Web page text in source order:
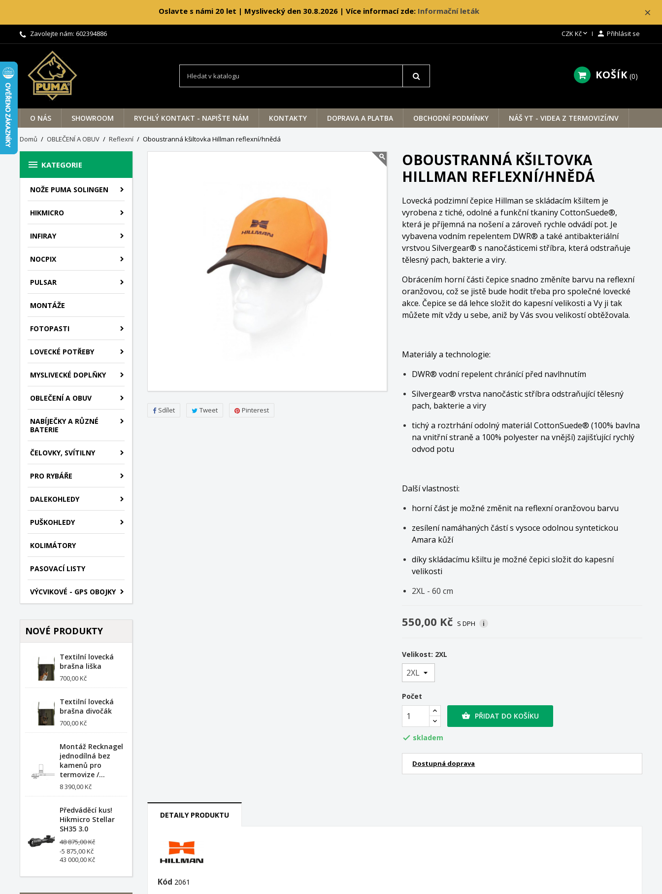
×
Oslavte s námi 20 let | Myslivecký den 30.8.2026 | Více informací zde: Informační leták
Zavolejte nám: 602394886 CZK Kč  Přihlásit se
KOŠÍK 0
O NÁS SHOWROOM RYCHLÝ KONTAKT - NAPIŠTE NÁM KONTAKTY DOPRAVA A PLATBA OBCHODNÍ PODMÍNKY NÁŠ YT - VIDEA Z TERMOVIZÍ/NV
Domů OBLEČENÍ A OBUV Reflexní Oboustranná kšiltovka Hillman reflexní/hnědá
 KATEGORIE
NOŽE PUMA SOLINGEN
HIKMICRO
INFIRAY
NOCPIX
PULSAR
MONTÁŽE
FOTOPASTI
LOVECKÉ POTŘEBY
MYSLIVECKÉ DOPLŇKY
OBLEČENÍ A OBUV
NABÍJEČKY A RŮZNÉ
BATERIE
ČELOVKY, SVÍTILNY
PRO RYBÁŘE
DALEKOHLEDY
PUŠKOHLEDY
KOLIMÁTORY
PASOVACÍ LISTY
VÝCVIKOVÉ - GPS OBOJKY
NOVÉ PRODUKTY
Textilní lovecká
brašna liška
700,00 Kč
Textilní lovecká
brašna divočák
700,00 Kč
Montáž Recknagel
jednodílná bez
kamenů pro
termovize /...
8 390,00 Kč
Předváděcí kus!
Hikmicro Stellar
SH35 3.0
48 875,00 Kč
-5 875,00 Kč
43 000,00 Kč
Sdílet Tweet Pinterest
OBOUSTRANNÁ KŠILTOVKA
HILLMAN REFLEXNÍ/HNĚDÁ
Lovecká podzimní čepice Hillman se skládacím kšiltem je
vyrobena z tiché, odolné a funkční tkaniny CottonSuede®,
která je příjemná na nošení a zároveň rychle odvádí pot. Je
vybavena vodním repelentem DWR® a také antibakteriální
vrstvou Silvergear® s nanočásticemi stříbra, která odstraňuje
tělesný pach, bakterie a viry.
Obrácením horní části čepice snadno změníte barvu na reflexní
oranžovou, což se jistě bude hodit třeba pro společné lovecké
akce. Čepice se dá lehce složit do kapesní velikosti a Vy ji tak
můžete mít vždy u sebe, aniž by Vás svou velikostí obtěžovala.
Materiály a technologie:
DWR® vodní repelent chránící před navlhnutím
Silvergear® vrstva nanočástic stříbra odstraňující tělesný
pach, bakterie a viry
tichý a roztrhání odolný materiál CottonSuede® (100% bavlna
na vnitřní straně a 100% polyester na vnější) zajišťující rychlý
odvod potu
Další vlastnosti:
horní část je možné změnit na reflexní oranžovou barvu
zesílení namáhaných částí s vysoce odolnou syntetickou
Amara kůží
díky skládacímu kšiltu je možné čepici složit do kapesní
velikosti
2XL - 60 cm
550,00 Kč S DPH i
Velikost: 2XL
Počet
 PŘIDAT DO KOŠÍKU
 skladem
Dostupná doprava
DETAILY PRODUKTU
Kód 2061